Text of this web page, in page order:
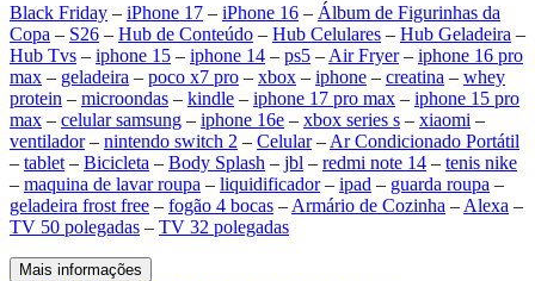
Black Friday – iPhone 17 – iPhone 16 – Álbum de Figurinhas da
Copa – S26 – Hub de Conteúdo – Hub Celulares – Hub Geladeira –
Hub Tvs – iphone 15 – iphone 14 – ps5 – Air Fryer– iphone 16 pro
max – geladeira – poco x7 pro – xbox – iphone – creatina – whey
protein – microondas – kindle – iphone 17 pro max – iphone 15 pro
max – celular samsung – iphone 16e – xbox series s – xiaomi –
ventilador– nintendo switch 2 – Celular– Ar Condicionado Portátil
– tablet – Bicicleta – Body Splash – jbl – redmi note 14 – tenis nike
– maquina de lavar roupa – liquidificador– ipad – guarda roupa –
geladeira frost free – fogão 4 bocas – Armário de Cozinha – Alexa –
TV 50 polegadas – TV 32 polegadas
Mais informações